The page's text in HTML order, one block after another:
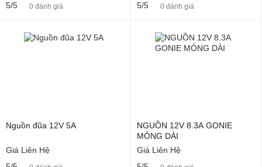
5/5
0 đánh giá
5/5
0 đánh giá
Nguồn đũa 12V 5A
Giá Liên Hệ
NGUỒN 12V 8.3A GONIE
MỎNG DÀI
Giá Liên Hệ